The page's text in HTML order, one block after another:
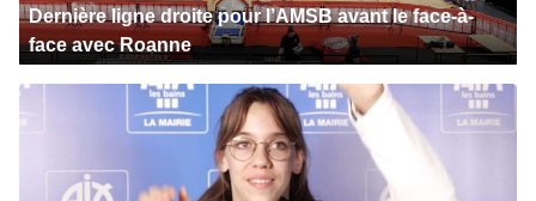
Dernière ligne droite pour l’AMSB avant le face-à-
face avec Roanne